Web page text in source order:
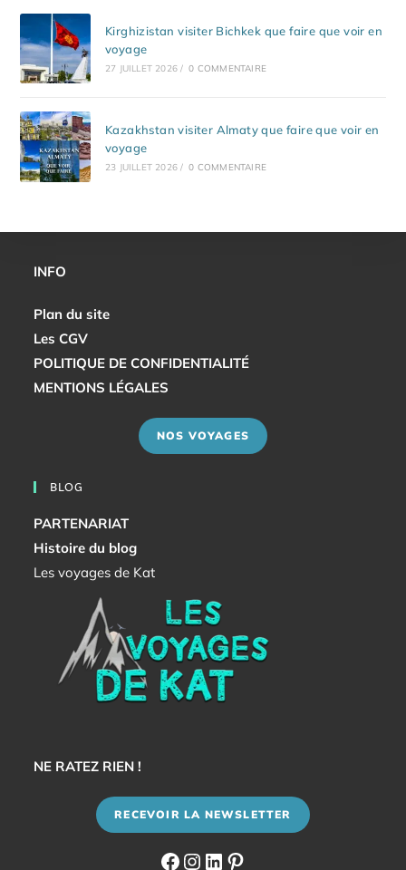
Kirghizistan visiter Bichkek que faire que voir en
voyage
27 JUILLET 2026 / 0 COMMENTAIRE
Kazakhstan visiter Almaty que faire que voir en
voyage
23 JUILLET 2026 / 0 COMMENTAIRE
INFO
Plan du site
Les CGV
POLITIQUE DE CONFIDENTIALITÉ
MENTIONS LÉGALES
NOS VOYAGES
BLOG
PARTENARIAT
Histoire du blog
Les voyages de Kat
NE RATEZ RIEN !
RECEVOIR LA NEWSLETTER
Facebook
Instagram
LinkedInPinterest